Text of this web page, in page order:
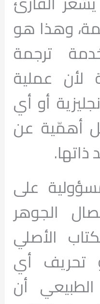
وهذا هو
ترجمة
لأن عملية
أو أي
أهمّية عن
ذاتها.
على
الجوهر
الأصلي
تحريف أي
أن